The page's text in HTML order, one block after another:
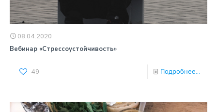
08.04.2020
Вебинар «Стрессоустойчивость»
49 Подробнее...